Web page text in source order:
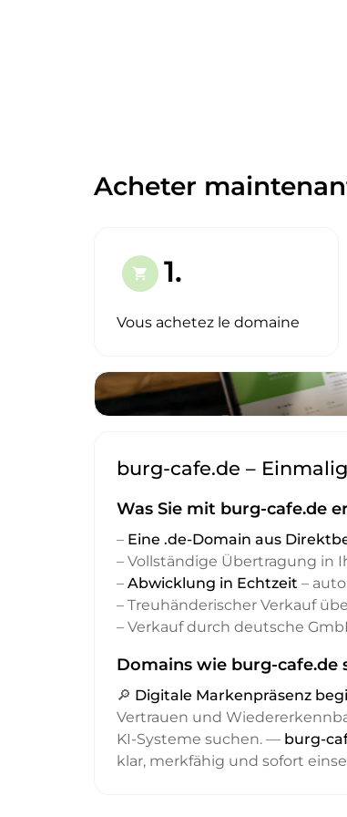
Acheter
shopping_cart 1.
Vous achetez le domaine
burg-cafe.de –
Was Sie mit burg-cafe.de
– Eine .de-Domain aus
– Vollständige Übertragung in
– Abwicklung in Echtzeit –
– Treuhänderischer Verkauf
– Verkauf durch deutsche
Domains wie burg-
🔎 Digitale Markenpräsenz
Vertrauen und
KI-Systeme suchen. — burg-
klar, merkfähig und sofort